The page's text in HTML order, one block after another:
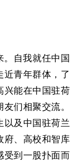
自我就任中国
近青年群体，了
兴能在中国驻荷
们相聚交流。
以及中国驻荷兰
府、高校和智库
受到一股扑面而